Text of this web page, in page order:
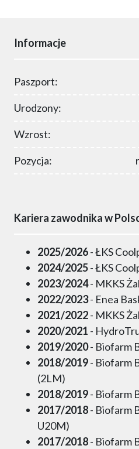
Informacje
Paszport:
Urodzony:
Wzrost:
Pozycja:
Kariera zawodnika w
2025/2026- ŁKS
2024/2025- ŁKS
2023/2024- MKKS
2022/2023- Enea
2021/2022- MKKS
2020/2021 -
2019/2020- Biofarm
2018/2019- Biofarm
(2LM)
2018/2019- Biofarm
2017/2018- Biofarm
U20M)
2017/2018- Biofarm